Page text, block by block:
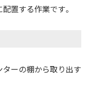
置する作業です。
ーの棚から取り出す